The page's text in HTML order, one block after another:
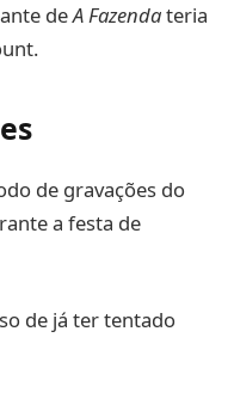
deA Fazendateria
de gravações do
a festa de
de já ter tentado